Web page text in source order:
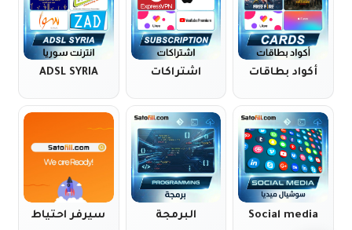
أكواد بطاقات اشتراكات ADSL SYRIA
Social media البرمجة سيرفر احتياط